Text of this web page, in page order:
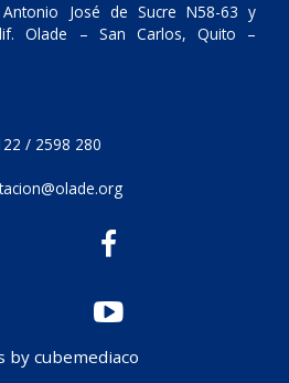
José de Sucre N58-63 y
Olade – San Carlos, Quito –
/ 2598 280
by cubemediaco